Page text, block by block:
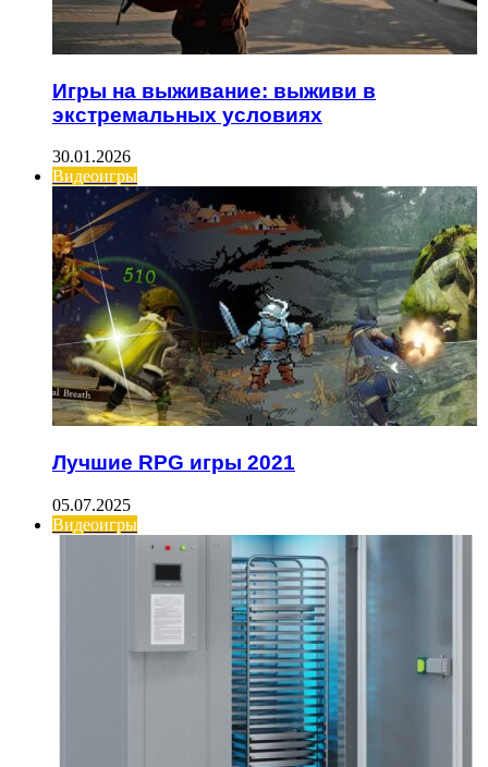
Игры на выживание: выживи в
экстремальных условиях
30.01.2026
Видеоигры
Лучшие RPG игры 2021
05.07.2025
Видеоигры